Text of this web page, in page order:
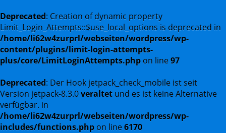
Deprecated: Creation of dynamic property
Limit_Login_Attempts::$use_local_options is deprecated in
/home/li62w4zurprl/webseiten/wordpress/wp-
content/plugins/limit-login-attempts-
plus/core/LimitLoginAttempts.php on line97
Deprecated: Der Hook jetpack_check_mobile ist seit
Version jetpack-8.3.0veraltet und es ist keine Alternative
verfügbar. in
/home/li62w4zurprl/webseiten/wordpress/wp-
includes/functions.php on line6170